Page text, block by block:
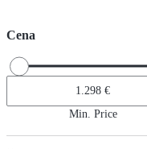
Cena
Min. Price